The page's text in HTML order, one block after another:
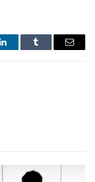
LinkedInTumblr Email